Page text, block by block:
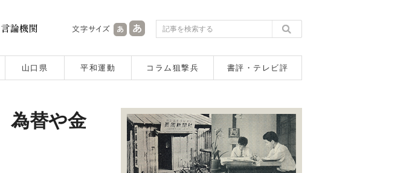
山口県 平和運動 コラム狙撃兵 書評・テレビ評
替や金